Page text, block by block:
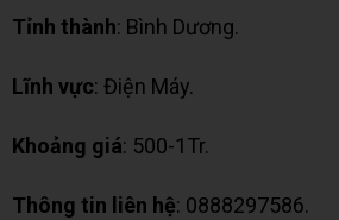
Tỉnh thành: Bình Dương.
Lĩnh vực: Điện Máy.
Khoảng giá: 500-1Tr.
Thông tin liên hệ: 0888297586.